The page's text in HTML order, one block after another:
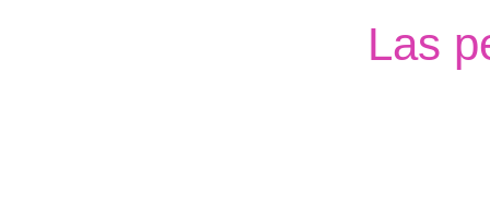
Las